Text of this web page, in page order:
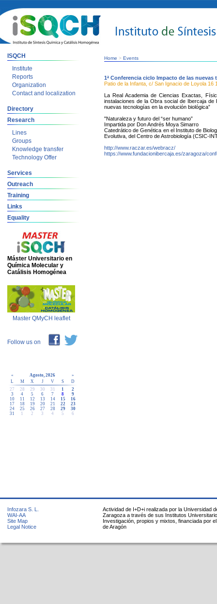
ISQCH
Institute
Reports
Organization
Contact and localization
Directory
Research
Lines
Groups
Knowledge transfer
Technology Offer
Services
Outreach
Training
Links
Equality
Máster Universitario en
Química Molecular y
Catálisis Homogénea
Master QMyCH leaflet
Follow us on
« Agosto, 2026
»
L
M X J V S
D
27
28 29 30 31 1
2
3
4 5 6 7 8
9
10
11 12 13 14 15
16
17
18 19 20 21 22
23
24
25 26 27 28 29
30
31
1 2 3 4 5 6
Home > Events
1ª Conferencia ciclo Impacto de las
Patio de la Infanta, c/ San Ignacio de Loyola 16
La Real Academia de Ciencias Exactas,
instalaciones de la Obra social de Ibercaja de
nuevas tecnologías en la evolución biológica”
"Naturaleza y futuro del “ser humano”
Impartida por Don Andrés Moya Simarro
Catedrático de Genética en el Instituto de
Evolutiva, del Centro de Astrobiología (CSIC-
http://www.raczar.es/webracz/
https://www.fundacionibercaja.es/zaragoza/
Infozara S. L.
WAI-AA
Site Map
Legal Notice
Actividad de I+D+i realizada por la Universidad
Zaragoza a través de sus Institutos
Investigación, propios y mixtos, financiada por
de Aragón